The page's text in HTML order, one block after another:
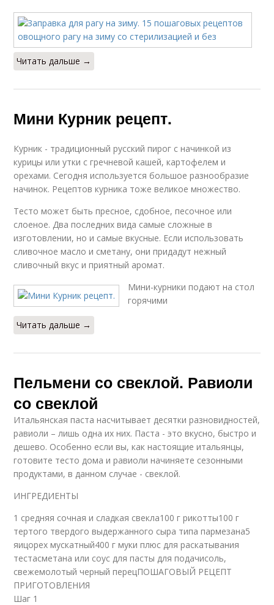
Читать дальше →
Мини Курник рецепт.
Курник - традиционный русский пирог с начинкой из
курицы или утки с гречневой кашей, картофелем и
орехами. Сегодня используется большое разнообразие
начинок. Рецептов курника тоже великое множество.
Тесто может быть пресное, сдобное, песочное или
слоеное. Два последних вида самые сложные в
изготовлении, но и самые вкусные. Если использовать
сливочное масло и сметану, они придадут нежный
сливочный вкус и приятный аромат.
Мини-курники подают на стол
горячими
Читать дальше →
Пельмени со свеклой. Равиоли
со свеклой
Итальянская паста насчитывает десятки разновидностей,
равиоли – лишь одна их них. Паста - это вкусно, быстро и
дешево. Особенно если вы, как настоящие итальянцы,
готовите тесто дома и равиоли начиняете сезонными
продуктами, в данном случае - свеклой.
ИНГРЕДИЕНТЫ
1 средняя сочная и сладкая свекла100 г рикотты100 г
тертого твердого выдержанного сыра типа пармезана5
яицорех мускатный400 г муки плюс для раскатывания
тестасметана или соус для пасты для подачисоль,
свежемолотый черный перецПОШАГОВЫЙ РЕЦЕПТ
ПРИГОТОВЛЕНИЯ
Шаг 1